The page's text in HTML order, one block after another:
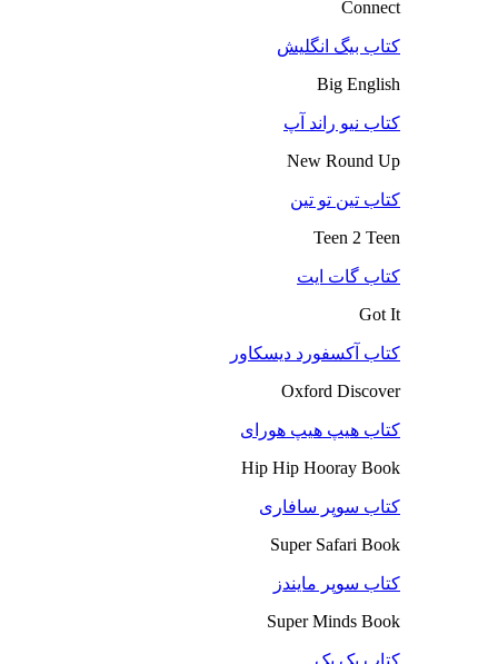
Connect
کتاب بیگ انگلیش
Big English
کتاب نیو راند آپ
New Round Up
کتاب تین تو تین
Teen 2 Teen
کتاب گات ایت
Got It
کتاب آکسفورد دیسکاور
Oxford Discover
کتاب هیپ هیپ هورای
Hip Hip Hooray Book
کتاب سوپر سافاری
Super Safari Book
کتاب سوپر مایندز
Super Minds Book
کتاب بک پک